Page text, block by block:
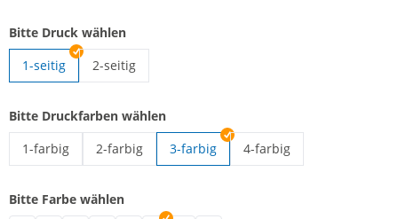
Bitte Druck wählen
1-seitig
2-seitig
Bitte Druckfarben wählen
1-farbig
2-farbig
3-farbig
4-farbig
Bitte Farbe wählen